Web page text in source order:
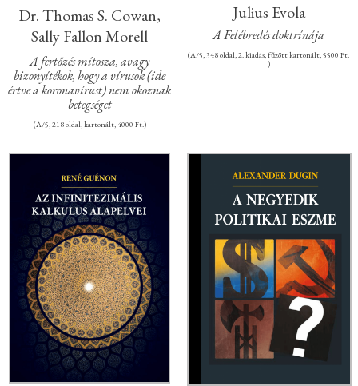
Dr. Thomas S. Cowan,
Sally Fallon Morell
A fertőzés mítosza​, avagy
bizonyítékok, hogy a vírusok (ide
értve a koronavírust) nem okoznak
betegséget
(A/5, 218 oldal, kartonált, 4000 Ft.)
Julius Evola
A Felébredés doktrínája
(A/5, 348 oldal, 2. kiadás, fűzött kartonált, 5500 Ft.
)